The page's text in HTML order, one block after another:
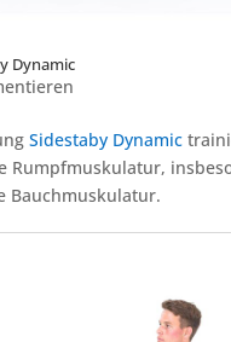
Dynamic
Sidestaby Dynamic
Rumpfmuskulatur,
Bauchmuskulatur.